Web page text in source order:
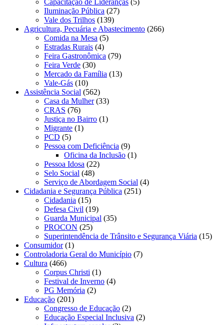
Iluminação Pública (27)
Vale dos Trilhos (139)
Agricultura, Pecuária e Abastecimento (266)
Comida na Mesa (5)
Estradas Rurais (4)
Feira Gastronômica (79)
Feira Verde (30)
Mercado da Família (13)
Vale-Gás (10)
Assistência Social (562)
Casa da Mulher(33)
CRAS (76)
Justiça no Bairro (1)
Migrante (1)
PCD (5)
Pessoa com Deficiência (9)
Oficina da Inclusão (1)
Pessoa Idosa (22)
Selo Social (48)
Serviço de Abordagem Social (4)
Cidadania e Segurança Pública (251)
Cidadania (15)
Defesa Civil (19)
Guarda Municipal (35)
PROCON (25)
Superintendência de Trânsito e Segurança Viária (15)
Consumidor(1)
Controladoria Geral do Município (7)
Cultura (466)
Corpus Christi (1)
Festival de Inverno (4)
PG Memória (2)
Educação (201)
Congresso de Educação (2)
Educação Especial Inclusiva (2)